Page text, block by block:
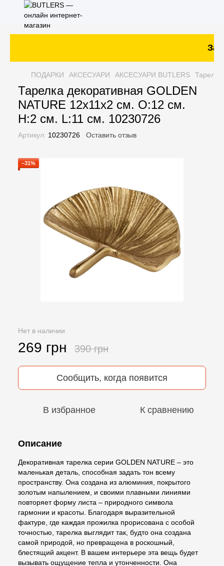
ПОДАРКИ АКСЕСУАРИ АКСЕСУАРИ BUTLERS
Тарелка декоративная GOLDEN
NATURE 12х11х2 см. O:12 см.
H:2 см. L:11 см. 10230726
Артикул: 10230726 Оставить отзыв
−31%
Нет в наличии
269 грн 390 грн
Сообщить, когда появится
В избранное К сравнению
Описание
Декоративная тарелка серии GOLDEN NATURE – это
маленькая деталь, способная задать тон всему
пространству. Она создана из алюминия, покрытого
золотым напылением, и своими плавными линиями
повторяет форму листа – природного символа
гармонии и красоты. Благодаря выразительной
фактуре, где каждая прожилка прорисована с особой
точностью, тарелка выглядит так, будто она создана
самой природой, но превращена в роскошный,
блестящий акцент. В вашем интерьере эта вещь будет
вызывать ощущение тепла и утонченности. Она